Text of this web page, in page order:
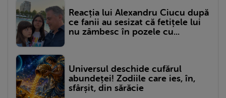
Reacția lui Alexandru Ciucu după
ce fanii au sesizat că fetițele lui
nu zâmbesc în pozele cu...
Universul deschide cufărul
abundeței! Zodiile care ies, în,
sfârșit, din sărăcie